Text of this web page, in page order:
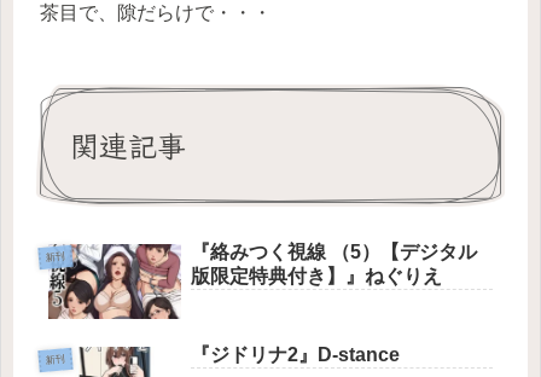
茶目で、隙だらけで・・・
関連記事
新刊
『絡みつく視線 （5）【デジタル
版限定特典付き】』ねぐりえ
新刊 『ジドリナ2』D-stance